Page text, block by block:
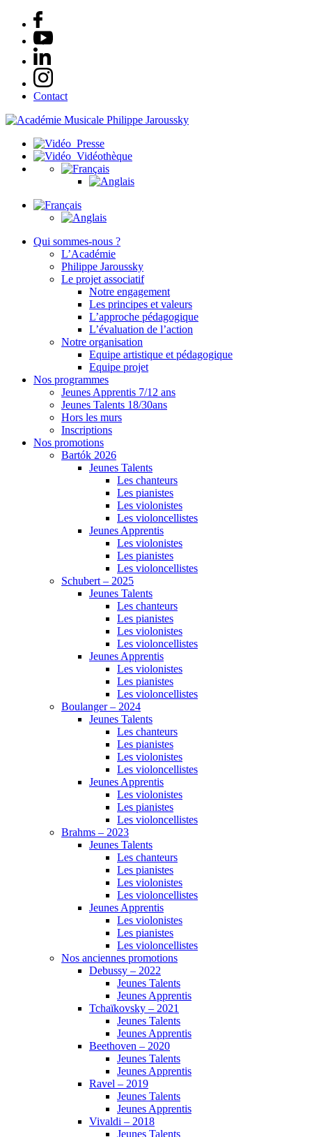
Contact
Presse
Vidéothèque
Qui sommes-nous ?
L’Académie
Philippe Jaroussky
Le projet associatif
Notre engagement
Les principes et valeurs
L’approche pédagogique
L’évaluation de l’action
Notre organisation
Equipe artistique et pédagogique
Equipe projet
Nos programmes
Jeunes Apprentis 7/12 ans
Jeunes Talents 18/30ans
Hors les murs
Inscriptions
Nos promotions
Bartók 2026
Jeunes Talents
Les chanteurs
Les pianistes
Les violonistes
Les violoncellistes
Jeunes Apprentis
Les violonistes
Les pianistes
Les violoncellistes
Schubert – 2025
Jeunes Talents
Les chanteurs
Les pianistes
Les violonistes
Les violoncellistes
Jeunes Apprentis
Les violonistes
Les pianistes
Les violoncellistes
Boulanger – 2024
Jeunes Talents
Les chanteurs
Les pianistes
Les violonistes
Les violoncellistes
Jeunes Apprentis
Les violonistes
Les pianistes
Les violoncellistes
Brahms – 2023
Jeunes Talents
Les chanteurs
Les pianistes
Les violonistes
Les violoncellistes
Jeunes Apprentis
Les violonistes
Les pianistes
Les violoncellistes
Nos anciennes promotions
Debussy – 2022
Jeunes Talents
Jeunes Apprentis
Tchaïkovsky – 2021
Jeunes Talents
Jeunes Apprentis
Beethoven – 2020
Jeunes Talents
Jeunes Apprentis
Ravel – 2019
Jeunes Talents
Jeunes Apprentis
Vivaldi – 2018
Jeunes Talents